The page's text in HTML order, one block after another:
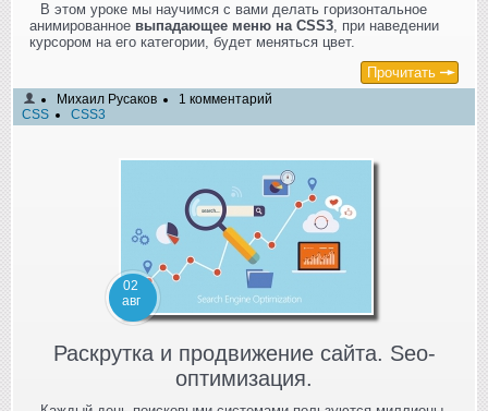
В этом уроке мы научимся с вами делать горизонтальное
анимированное выпадающее меню на CSS3, при наведении
курсором на его категории, будет меняться цвет.
Прочитать
Михаил Русаков
1 комментарий
CSS
CSS3
02
авг
Раскрутка и продвижение сайта. Seo-
оптимизация.